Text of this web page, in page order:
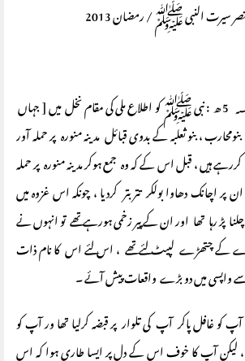
سیرت النبی ﷺ / رمضان 2013
غزوہ ذات الرقاع ، محرم ؁ 5 ھ : نبی ﷺ کو اطلاع ملی کی مقام نخل میں [ جہاں
، بنو ثعلبہ کے بدوی قبائل مدینہ منورہ پر حملہ آور
ہیں ، قبل اس کے کہ وہ جمع ہوکر مدینہ منورہ پر حملہ
دھاوا بولکر تتر بتر کردیا ، چونکہ اس غزوہ میں
چلنا پڑ رہا تھا اور ان کے پیر زخمی ہورہے تھے تو انہوں نے
کے چتھڑے لپیٹ لئے تھے ، اس لئے اس کا نام ذات
واپسی میں دو بڑے واقعات پیش آئے ۔
کو غافل پاکر آپ کی تلوار پر قبضہ کرلیا تھا ور آپ کو